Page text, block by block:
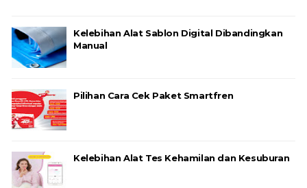
Kelebihan Alat Sablon Digital Dibandingkan
Manual
Pilihan Cara Cek Paket Smartfren
Kelebihan Alat Tes Kehamilan dan Kesuburan